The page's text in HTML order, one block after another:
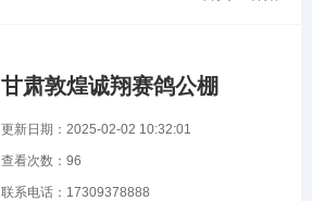
甘肃敦煌诚翔赛鸽公棚
更新日期：2025-02-02 10:32:01
查看次数： 96
联系电话：17309378888